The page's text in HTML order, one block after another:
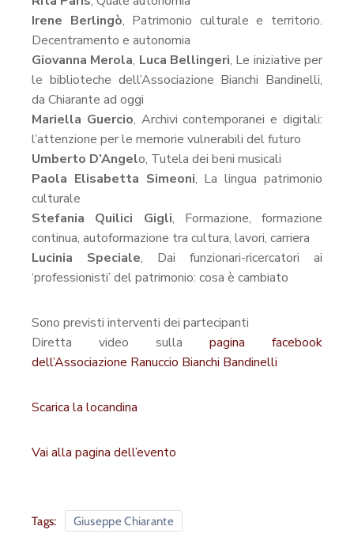
Irene Berlingò, Patrimonio culturale e territorio.
Decentramento e autonomia
Giovanna Merola, Luca Bellingeri, Le iniziative per
le biblioteche dell’Associazione Bianchi Bandinelli,
da Chiarante ad oggi
Mariella Guercio, Archivi contemporanei e digitali:
l’attenzione per le memorie vulnerabili del futuro
Umberto D’Angelo, Tutela dei beni musicali
Paola Elisabetta Simeoni, La lingua patrimonio
culturale
Stefania Quilici Gigli, Formazione, formazione
continua, autoformazione tra cultura, lavori, carriera
Lucinia Speciale, Dai funzionari-ricercatori ai
‘professionisti’ del patrimonio: cosa è cambiato
Sono previsti interventi dei partecipanti
Diretta video sulla pagina facebook
dell’Associazione Ranuccio Bianchi Bandinelli
Scarica la locandina
Vai alla pagina dell’evento
Tags: Giuseppe Chiarante